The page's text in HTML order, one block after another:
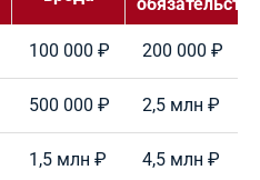
100 000 ₽ 200 000 ₽
500 000 ₽ 2,5 млн ₽
1,5 млн ₽ 4,5 млн ₽